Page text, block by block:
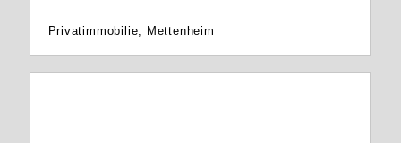
Privatimmobilie, Mettenheim